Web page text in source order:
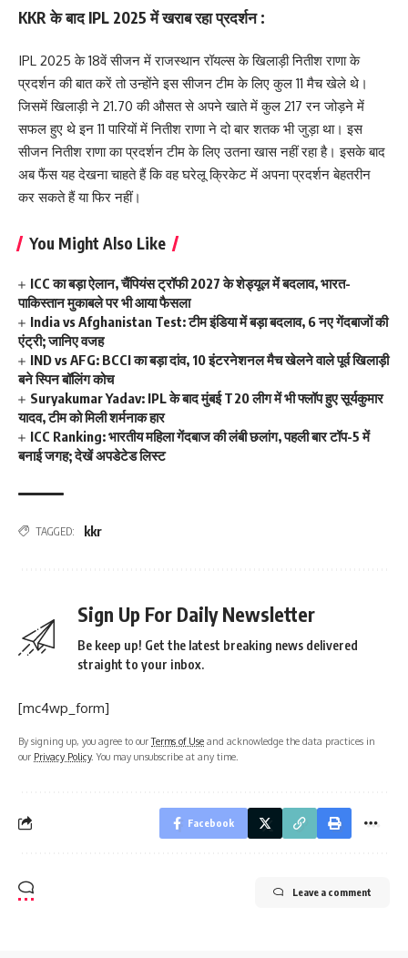
KKR के बाद IPL 2025 में खराब रहा प्रदर्शन :
IPL 2025 के 18वें सीजन में राजस्थान रॉयल्स के खिलाड़ी नितीश राणा के
प्रदर्शन की बात करें तो उन्होंने इस सीजन टीम के लिए कुल 11 मैच खेले थे।
जिसमें खिलाड़ी ने 21.70 की औसत से अपने खाते में कुल 217 रन जोड़ने में
सफल हुए थे इन 11 पारियों में नितीश राणा ने दो बार शतक भी जुड़ा था। इस
सीजन नितीश राणा का प्रदर्शन टीम के लिए उतना खास नहीं रहा है। इसके बाद
अब फैंस यह देखना चाहते हैं कि वह घरेलू क्रिकेट में अपना प्रदर्शन बेहतरीन
कर सकते हैं या फिर नहीं।
You Might Also Like
ICC का बड़ा ऐलान, चैंपियंस ट्रॉफी 2027 के शेड्यूल में बदलाव, भारत-
पाकिस्तान मुकाबले पर भी आया फैसला
India vs Afghanistan Test: टीम इंडिया में बड़ा बदलाव, 6 नए गेंदबाजों की
एंट्री; जानिए वजह
IND vs AFG: BCCI का बड़ा दांव, 10 इंटरनेशनल मैच खेलने वाले पूर्व खिलाड़ी
बने स्पिन बॉलिंग कोच
Suryakumar Yadav: IPL के बाद मुंबई T20 लीग में भी फ्लॉप हुए सूर्यकुमार
यादव, टीम को मिली शर्मनाक हार
ICC Ranking: भारतीय महिला गेंदबाज की लंबी छलांग, पहली बार टॉप-5 में
बनाई जगह; देखें अपडेटेड लिस्ट
TAGGED: kkr
Sign Up For Daily Newsletter
Be keep up! Get the latest breaking news delivered
straight to your inbox.
[mc4wp_form]
By signing up, you agree to ourTerms of Use and acknowledge the data practices in
our Privacy Policy. You may unsubscribe at any time.
Facebook
Leave a comment